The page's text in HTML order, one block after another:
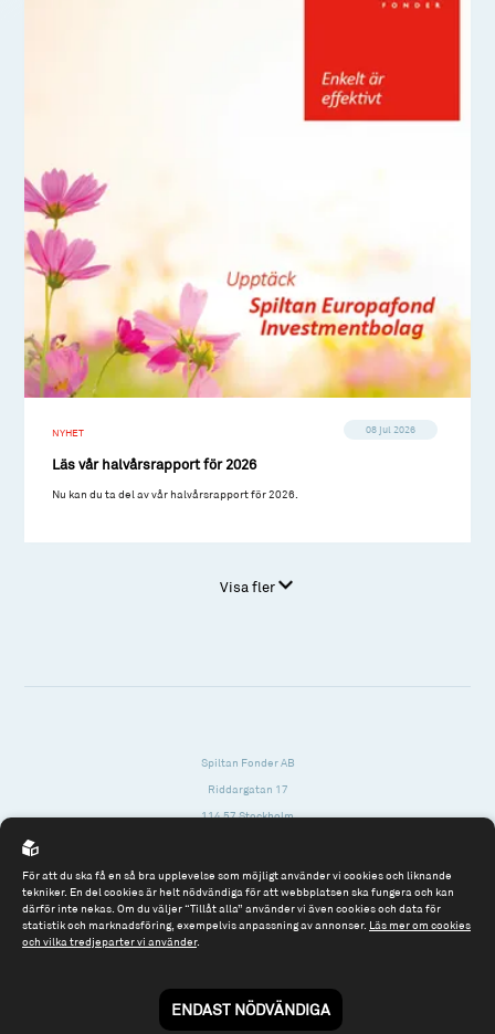
NYHET 08 jul 2026
Läs vår halvårsrapport för 2026
Nu kan du ta del av vår halvårsrapport för 2026.
Visa fler
Spiltan Fonder AB
Riddargatan 17
114 57 Stockholm
Tel: 08 - 545 813 40
fonder@spiltanfonder.se
Till spiltan.se
För att du ska få en så bra upplevelse som möjligt använder vi cookies och liknande
tekniker. En del cookies är helt nödvändiga för att webbplatsen ska fungera och kan
därför inte nekas. Om du väljer “Tillåt alla” använder vi även cookies och data för
statistik och marknadsföring, exempelvis anpassning av annonser. Läs mer om cookies
och vilka tredjeparter vi använder.
ENDAST NÖDVÄNDIGA